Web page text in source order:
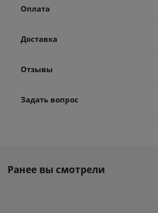
Оплата
Доставка
Отзывы
Задать вопрос
Ранее вы смотрели